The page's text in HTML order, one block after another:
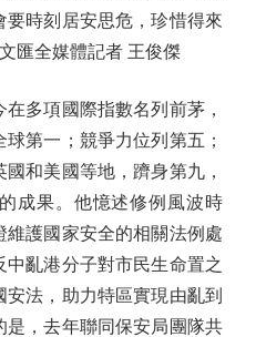
時刻居安思危，珍惜得來
匯全媒體記者 王俊傑
多項國際指數名列前茅，
第一；競爭力位列第五；
和美國等地，躋身第九，
成果。他憶述修例風波時
護國家安全的相關法例處
亂港分子對市民生命置之
法，助力特區實現由亂到
，去年聯同保安局團隊共